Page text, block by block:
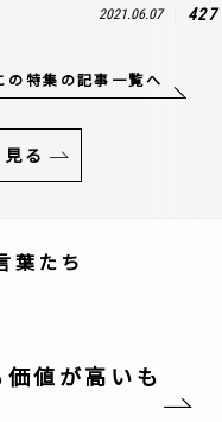
2021.06.07 427
の特集の記事一覧へ
る
葉たち
値が高いも